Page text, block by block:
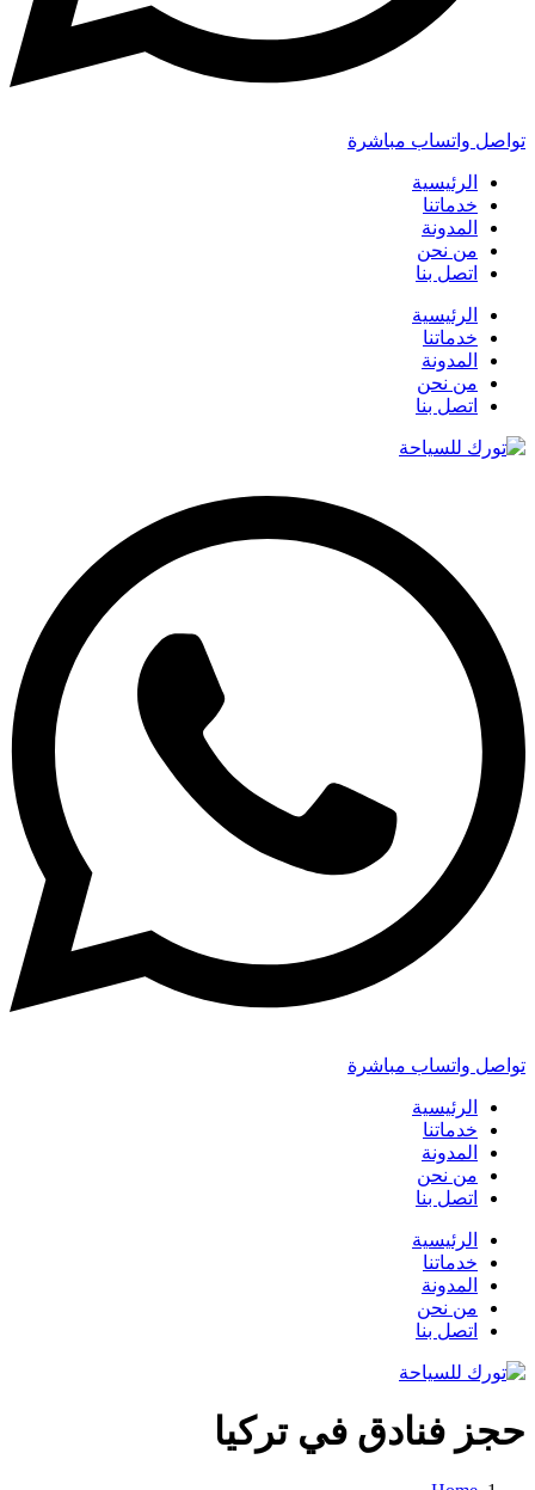
تواصل واتساب مباشرة
الرئيسية
خدماتنا
المدونة
من نحن
اتصل بنا
الرئيسية
خدماتنا
المدونة
من نحن
اتصل بنا
تواصل واتساب مباشرة
الرئيسية
خدماتنا
المدونة
من نحن
اتصل بنا
الرئيسية
خدماتنا
المدونة
من نحن
اتصل بنا
حجز فنادق في تركيا